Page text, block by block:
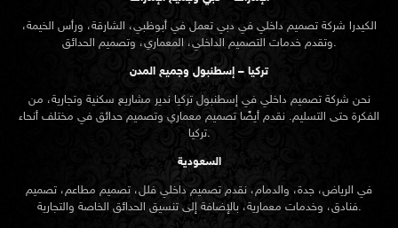
الكيدرا شركة تصميم داخلي في دبي تعمل في أبوظبي، الشارقة، ورأس الخيمة،
وتقدم خدمات التصميم الداخلي، المعماري، وتصميم الحدائق.
تركيا – إسطنبول وجميع المدن
نحن شركة تصميم داخلي في إسطنبول تركيا ندير مشاريع سكنية وتجارية، من
الفكرة حتى التسليم. نقدم أيضًا تصميم معماري وتصميم حدائق في مختلف أنحاء
تركيا.
السعودية
في الرياض، جدة، والدمام، نقدم تصميم داخلي فلل، تصميم مطاعم، تصميم
فنادق، وخدمات معمارية، بالإضافة إلى تنسيق الحدائق الخاصة والتجارية.